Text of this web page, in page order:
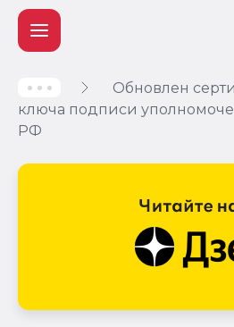
Обновлен
ключа подписи
РФ
Учет и
налогообложение